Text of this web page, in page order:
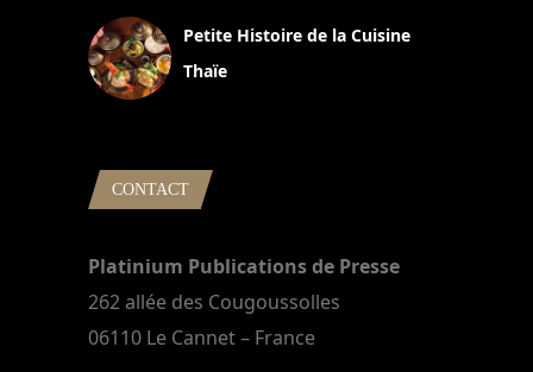
Petite Histoire de la Cuisine
Thaïe
CONTACT
Platinium Publications de Presse
262 allée des Cougoussolles
06110 Le Cannet – France